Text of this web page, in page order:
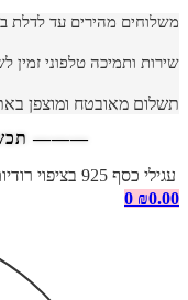
משלוחים מהירים עד לדלת
שירות ותמיכה טלפוני זמין
תשלום מאובטח ומוצפן
———
עגילי כסף 925 בציפוי רודיום/זהב ורוד כתר בשיבוץ אבני זרקוניה לבנות
₪0.00
0